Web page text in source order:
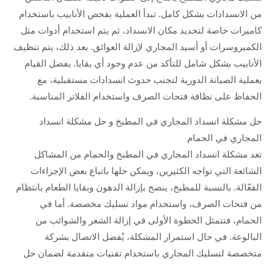
من الانسدادات بشكل كامل. تبدأ العملية بفحص الأنابيب باستخدام
كاميرات خاصة لتحديد مكان الانسداد، ثم يتم استخدام أدوات مثل
الكمبروسرات أو أسيد المجاري لإزالة العوائق. بعد ذلك، يتم تنظيف
الأنابيب بشكل شامل للتأكد من عدم وجود أي بقايا. يفضل القيام
بعملية الصيانة الدورية لتجنب حدوث انسدادات مستقبلية، مع
الحفاظ على نظافة فتحات الصرف واستخدام الفلاتر المناسبة.
حل مشكلة انسداد المجاري في المطبخ و حل مشكلة انسداد
المجاري في الحمام
تعد مشكلة انسداد المجاري في المطبخ والحمام من المشاكل
الشائعة التي تواجه الكثيرين، ويمكن حلها باتباع بعض الإجراءات
الفعّالة. بالنسبة للمطبخ، ينصح بإزالة الدهون وبقايا الطعام بانتظام
من فتحات الصرف، واستخدام مواد تسليك مخصصة. أما في
الحمام، فتتمثل الخطوة الأولى في إزالة الشعر والشوائب من
البالوعة. في حال استمرار المشكلة، يُفضل الاتصال بشركة
متخصصة لتسليك المجاري باستخدام تقنيات متقدمة لضمان حل